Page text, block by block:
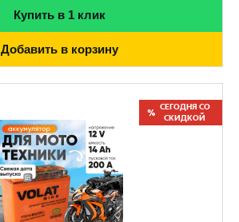
Купить в 1 клик
Добавить в корзину
СЕГОДНЯ СО
СКИДКОЙ